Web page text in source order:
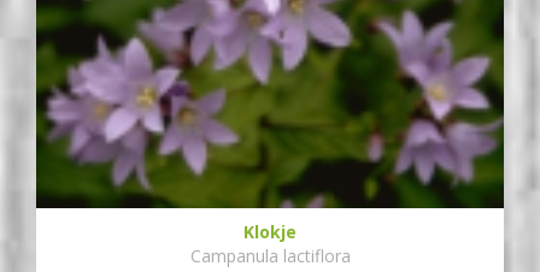
Klokje
Campanula lactiflora